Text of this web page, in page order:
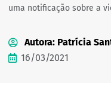
uma notificação sobre a
Autora: Patrícia
16/03/2021